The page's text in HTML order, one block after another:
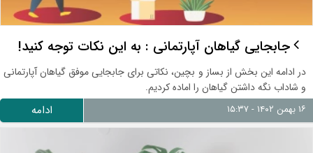
جابجایی گیاهان آپارتمانی : به این نکات توجه کنید!
در ادامه این بخش از بساز و بچین، نکاتی برای جابجایی موفق گیاهان آپارتمانی
و شاداب نگه داشتن گیاهان را اماده کردیم.
ادامه